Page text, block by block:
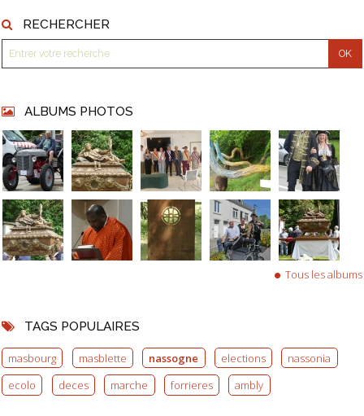
RECHERCHER
ALBUMS PHOTOS
Tous les albums
TAGS POPULAIRES
masbourg masblette nassogne elections
nassonia
ecolo
deces marche forrieres ambly